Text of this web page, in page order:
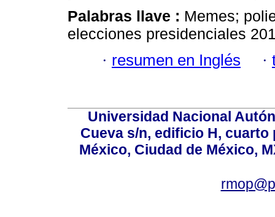
Palabras llave : Memes;
elecciones presidenciales
· resumen en Inglés ·
Universidad Nacional
Cueva s/n, edificio H,
México, Ciudad de México,